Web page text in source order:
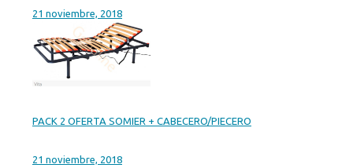
21 noviembre, 2018
PACK 2 OFERTA SOMIER + CABECERO/PIECERO
21 noviembre, 2018